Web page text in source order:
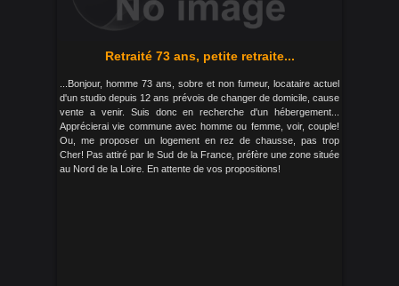
Retraité 73 ans, petite retraite...
...Bonjour, homme 73 ans, sobre et non fumeur, locataire actuel
d'un studio depuis 12 ans prévois de changer de domicile, cause
vente a venir. Suis donc en recherche d'un hébergement...
Apprécierai vie commune avec homme ou femme, voir, couple!
Ou, me proposer un logement en rez de chausse, pas trop
Cher! Pas attiré par le Sud de la France, préfère une zone située
au Nord de la Loire. En attente de vos propositions!